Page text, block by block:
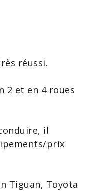
réussi.
2 et en 4 roues
il
prix
Tiguan, Toyota